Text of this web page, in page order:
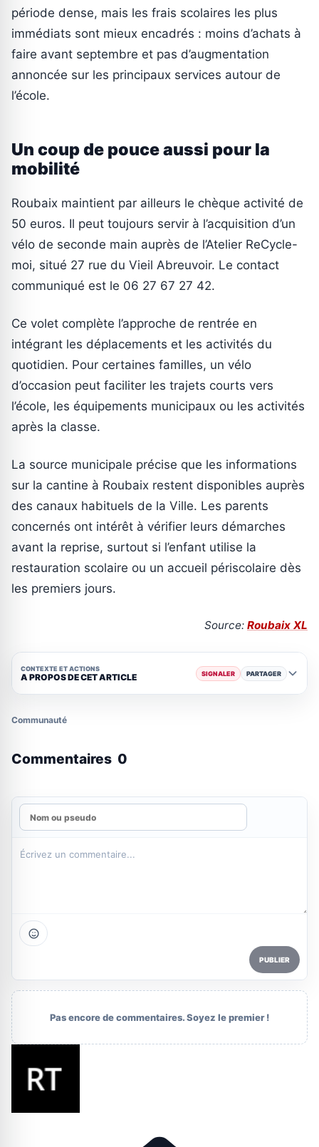
période dense, mais les frais scolaires les plus
immédiats sont mieux encadrés : moins d’achats à
faire avant septembre et pas d’augmentation
annoncée sur les principaux services autour de
l’école.
Un coup de pouce aussi pour la
mobilité
Roubaix maintient par ailleurs le chèque activité de
50 euros. Il peut toujours servir à l’acquisition d’un
vélo de seconde main auprès de l’Atelier ReCycle-
moi, situé 27 rue du Vieil Abreuvoir. Le contact
communiqué est le 06 27 67 27 42.
Ce volet complète l’approche de rentrée en
intégrant les déplacements et les activités du
quotidien. Pour certaines familles, un vélo
d’occasion peut faciliter les trajets courts vers
l’école, les équipements municipaux ou les activités
après la classe.
La source municipale précise que les informations
sur la cantine à Roubaix restent disponibles auprès
des canaux habituels de la Ville. Les parents
concernés ont intérêt à vérifier leurs démarches
avant la reprise, surtout si l’enfant utilise la
restauration scolaire ou un accueil périscolaire dès
les premiers jours.
Source: Roubaix XL
CONTEXTE ET ACTIONS
A PROPOS DE CET ARTICLE SIGNALER PARTAGER
Communauté
Commentaires 0
PUBLIER
Pas encore de commentaires. Soyez le premier !